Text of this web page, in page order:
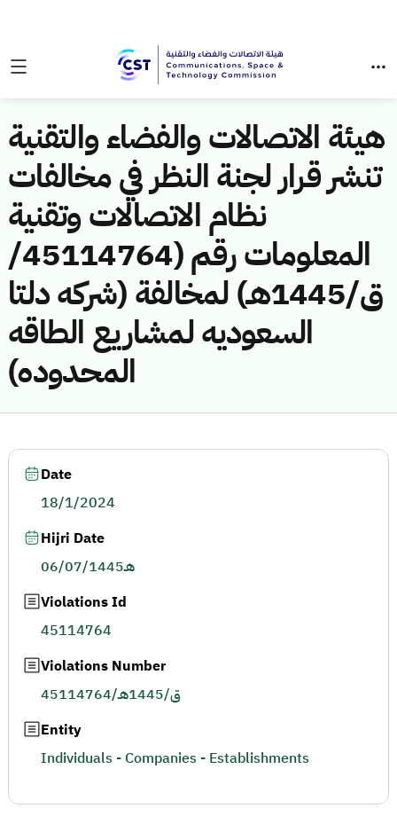
هيئة الاتصالات والفضاء والتقنية
تنشر قرار لجنة النظر في مخالفات
نظام الاتصالات وتقنية
المعلومات رقم (45114764/
ق/1445هـ) لمخالفة (شركه دلتا
السعوديه لمشاريع الطاقه
المحدوده)
Date
18/1/2024
Hijri Date
06/07/1445هـ
Violations Id
45114764
Violations Number
45114764/ق/1445هـ
Entity
Individuals - Companies - Establishments